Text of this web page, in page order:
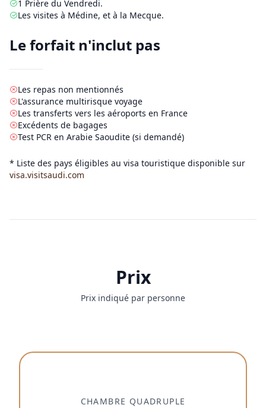
1 Prière du Vendredi.
Les visites à Médine, et à la Mecque.
Le forfait n'inclut pas
Les repas non mentionnés
L'assurance multirisque voyage
Les transferts vers les aéroports en France
Excédents de bagages
Test PCR en Arabie Saoudite (si demandé)
* Liste des pays éligibles au visa touristique disponible sur
visa.visitsaudi.com
Prix
Prix indiqué par personne
CHAMBRE QUADRUPLE